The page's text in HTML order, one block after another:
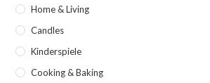
Home & Living
Candles
Kinderspiele
Cooking & Baking